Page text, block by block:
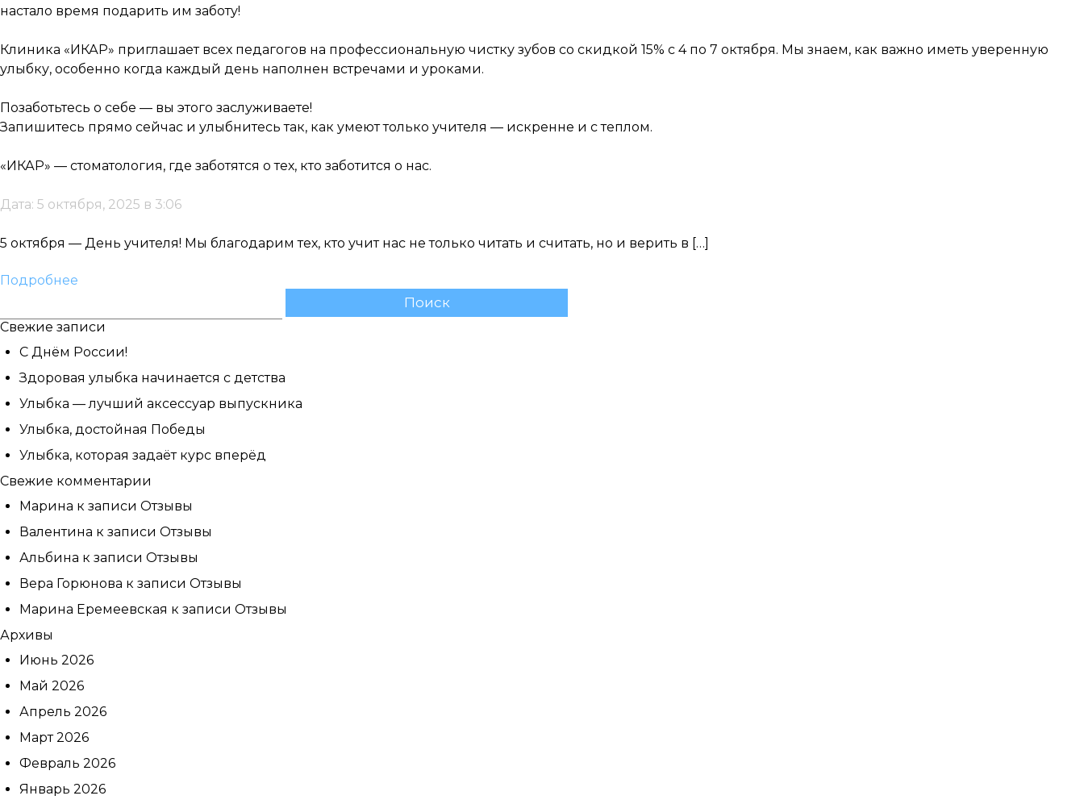
настало время подарить им заботу!
Клиника «ИКАР» приглашает всех педагогов на профессиональную чистку зубов со скидкой 15% с 4 по 7 октября. Мы знаем, как важно иметь уверенную
улыбку, особенно когда каждый день наполнен встречами и уроками.
Позаботьтесь о себе — вы этого заслуживаете!
Запишитесь прямо сейчас и улыбнитесь так, как умеют только учителя — искренне и с теплом.
«ИКАР» — стоматология, где заботятся о тех, кто заботится о нас.
Дата: 5 октября, 2025 в 3:06
5 октября — День учителя! Мы благодарим тех, кто учит нас не только читать и считать, но и верить в […]
Подробнее
Свежие записи
С Днём России!
Здоровая улыбка начинается с детства
Улыбка — лучший аксессуар выпускника
Улыбка, достойная Победы
Улыбка, которая задаёт курс вперёд
Свежие комментарии
Марина к записи Отзывы
Валентина к записи Отзывы
Альбина к записи Отзывы
Вера Горюнова к записи Отзывы
Марина Еремеевская к записи Отзывы
Архивы
Июнь 2026
Май 2026
Апрель 2026
Март 2026
Февраль 2026
Январь 2026